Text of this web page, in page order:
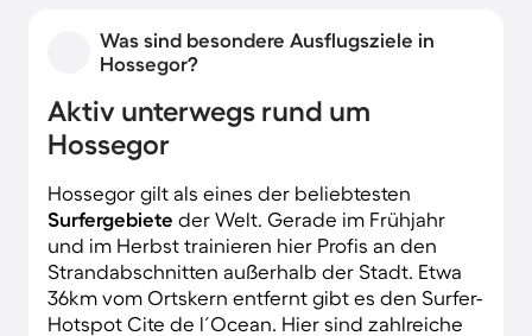
Was sind besondere Ausflugsziele in
Hossegor?
Aktiv unterwegs rund um
Hossegor
Hossegor gilt als eines der beliebtesten
Surfergebiete der Welt. Gerade im Frühjahr
und im Herbst trainieren hier Profis an den
Strandabschnitten außerhalb der Stadt. Etwa
36km vom Ortskern entfernt gibt es den Surfer-
Hotspot Cite de l´Ocean. Hier sind zahlreiche